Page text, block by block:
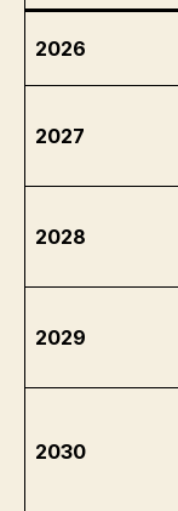
2026
2027
2028
2029
2030